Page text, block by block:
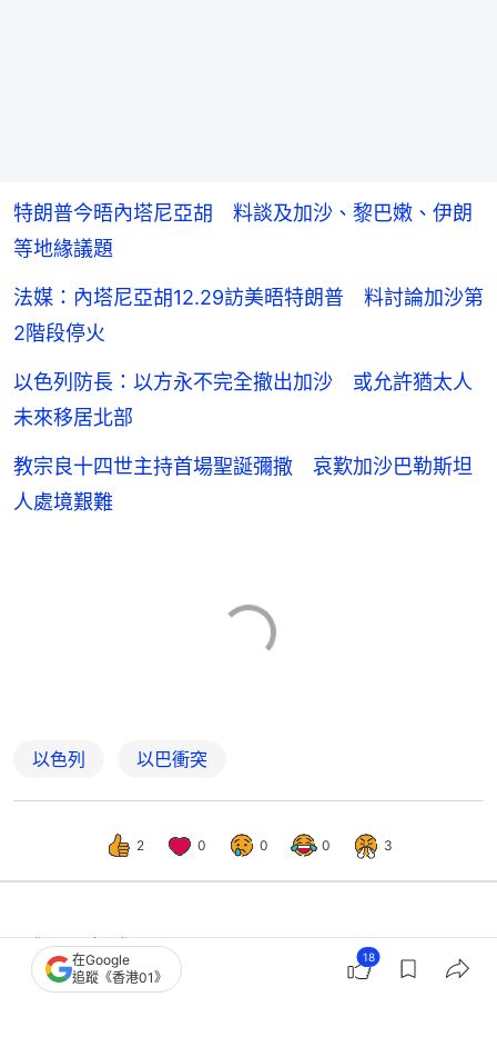
特朗普今晤內塔尼亞胡 料談及加沙、黎巴嫩、伊朗
等地緣議題
法媒：內塔尼亞胡12.29訪美晤特朗普 料討論加沙第
2階段停火
以色列防長：以方永不完全撤出加沙 或允許猶太人
未來移居北部
教宗良十四世主持首場聖誕彌撒 哀歎加沙巴勒斯坦
人處境艱難
以色列 以巴衝突
2 0 0 0 3
國際 即時國際
以色列批哈馬斯未全交還人質遺體 擬
在Google
追蹤《香港01》
18